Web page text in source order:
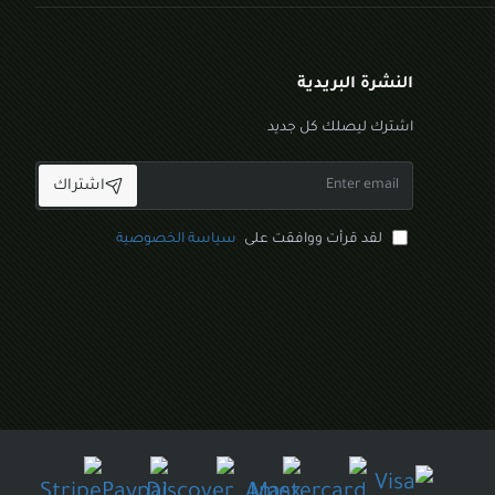
النشرة البريدية
اشترك ليصلك كل جديد
email
اشتراك
لقد قرأت ووافقت على سياسة الخصوصية